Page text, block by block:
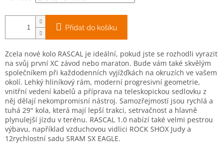
Přidat do košíku
Zcela nové kolo RASCAL je ideální, pokud jste se rozhodli vyrazit
na svůj první XC závod nebo maraton. Bude vám také skvělým
společníkem při každodenních vyjížďkách na okruzích ve vašem
okolí. Lehký hliníkový rám, moderní progresivní geometrie,
vnitřní vedení kabelů a příprava na teleskopickou sedlovku z
něj dělají nekompromisní nástroj. Samozřejmostí jsou rychlá a
tuhá 29" kola, která mají lepší trakci, setrvačnost a hlavně
plynulejší jízdu v terénu. RASCAL 1.0 nabízí také velmi pestrou
výbavu, například vzduchovou vidlici ROCK SHOX Judy a
12rychlostní sadu SRAM SX EAGLE.